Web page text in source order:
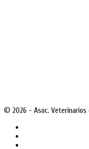
© 2026 - Asoc. Veterinarios